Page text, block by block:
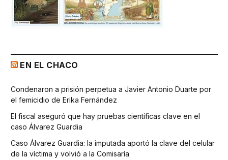
EN EL CHACO
Condenaron a prisión perpetua a Javier Antonio Duarte por
el femicidio de Erika Fernández
El fiscal aseguró que hay pruebas científicas clave en el
caso Álvarez Guardia
Caso Álvarez Guardia: la imputada aportó la clave del celular
de la víctima y volvió a la Comisaría